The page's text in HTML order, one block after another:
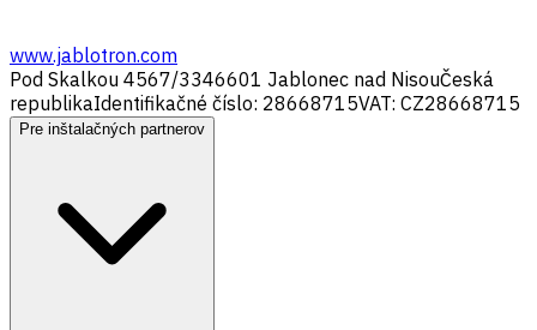
www.jablotron.com
Pod Skalkou 4567/3346601 Jablonec nad NisouČeská
republikaIdentifikačné číslo: 28668715VAT: CZ28668715
Pre inštalačných partnerov